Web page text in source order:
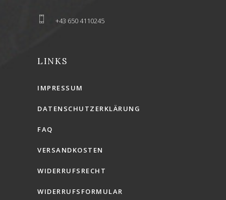
+43 650 4110245
LINKS
IMPRESSUM
DATENSCHUTZERKLÄRUNG
FAQ
VERSANDKOSTEN
WIDERRUFSRECHT
WIDERRUFSFORMULAR